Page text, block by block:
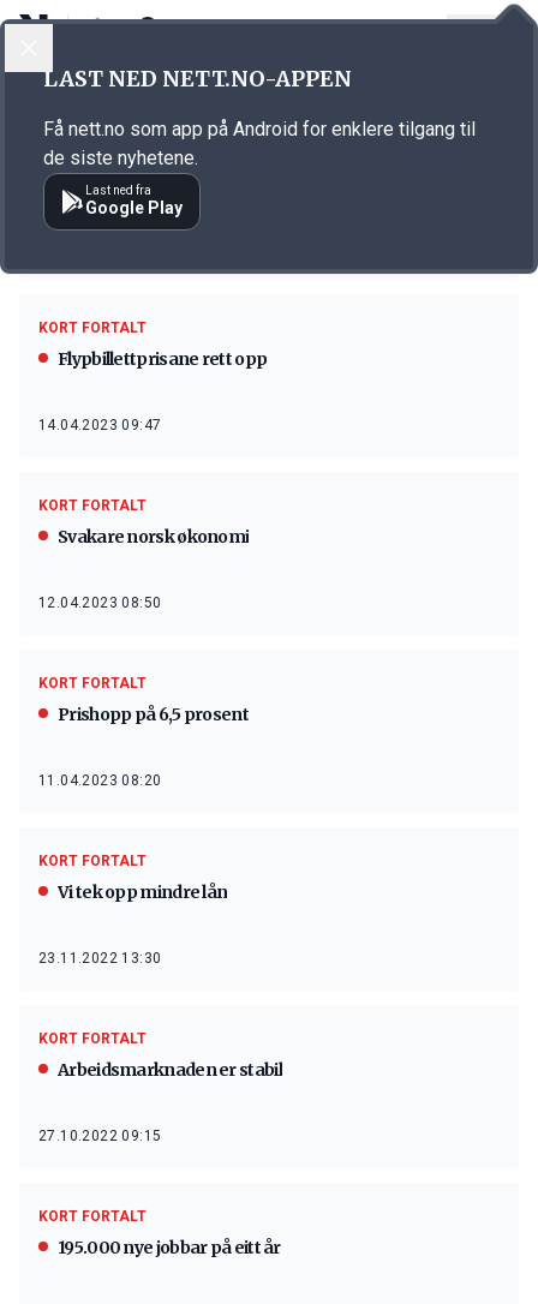
Emne: Statistisk Sentralbyrå
KORT FORTALT
Nordmenn sette reiserekord
KORT FORTALT
Flypbillettprisane rett opp
14.04.2023 09:47
KORT FORTALT
Svakare norsk økonomi
12.04.2023 08:50
KORT FORTALT
Prishopp på 6,5 prosent
11.04.2023 08:20
KORT FORTALT
Vi tek opp mindre lån
23.11.2022 13:30
KORT FORTALT
Arbeidsmarknaden er stabil
27.10.2022 09:15
KORT FORTALT
195.000 nye jobbar på eitt år
LAST NED NETT.NO-APPEN
Få nett.no som app på Android for enklere tilgang til
de siste nyhetene.
Last ned fra
Google Play